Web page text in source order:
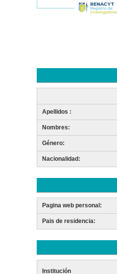
Apellidos :
Nombres:
Género:
Nacionalidad:
Pagina web personal:
Pais de residencia:
Institución